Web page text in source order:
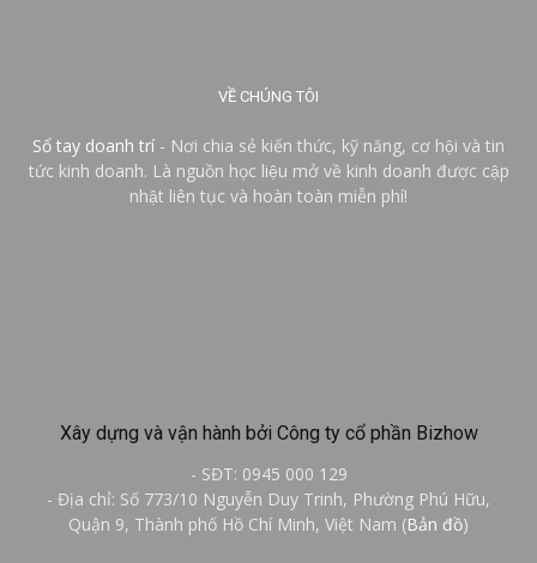
VỀ CHÚNG TÔI
Sổ tay doanh trí - Nơi chia sẻ kiến thức, kỹ năng, cơ hội và tin
tức kinh doanh. Là nguồn học liệu mở về kinh doanh được cập
nhật liên tục và hoàn toàn miễn phí!
Xây dựng và vận hành bởi Công ty cổ phần Bizhow
- SĐT: 0945 000 129
- Địa chỉ: Số 773/10 Nguyễn Duy Trinh, Phường Phú Hữu,
Quận 9, Thành phố Hồ Chí Minh, Việt Nam (Bản đồ)